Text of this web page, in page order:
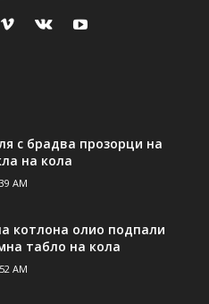
с брадва прозорци на
на кола
AM
котлона олио подпали
табло на кола
AM